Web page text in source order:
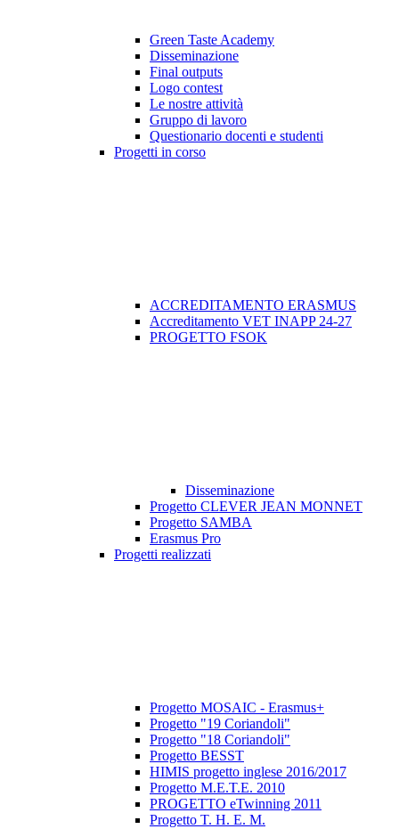
Green Taste Academy
Disseminazione
Final outputs
Logo contest
Le nostre attività
Gruppo di lavoro
Questionario docenti e studenti
Progetti in corso
ACCREDITAMENTO ERASMUS
Accreditamento VET INAPP 24-27
PROGETTO FSOK
Disseminazione
Progetto CLEVER JEAN MONNET
Progetto SAMBA
Erasmus Pro
Progetti realizzati
Progetto MOSAIC - Erasmus+
Progetto "19 Coriandoli"
Progetto "18 Coriandoli"
Progetto BESST
HIMIS progetto inglese 2016/2017
Progetto M.E.T.E. 2010
PROGETTO eTwinning 2011
Progetto T. H. E. M.